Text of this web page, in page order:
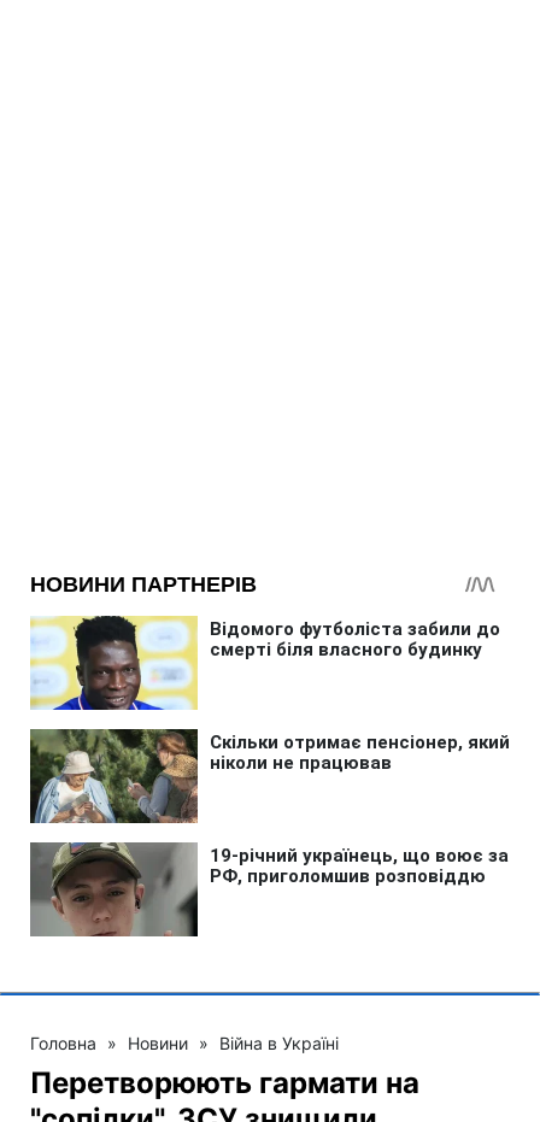
Головна » Новини » Війна в Україні
Перетворюють гармати на